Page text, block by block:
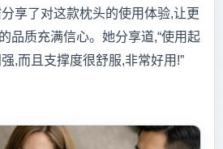
享了对这款枕头的使用体验,让更
品质充满信心。她分享道,“使用起
,而且支撑度很舒服,非常好用!”